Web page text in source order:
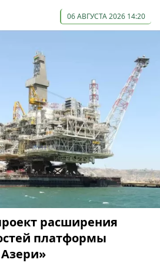
06 АВГУСТА 2026 14:20
расширения
платформы